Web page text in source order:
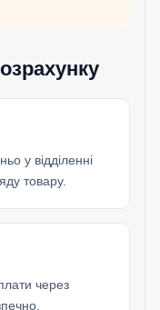
у відділенні
товару.
через